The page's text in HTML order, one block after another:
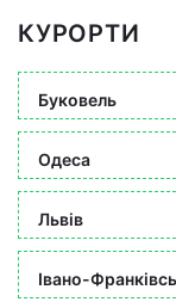
КУРОРТИ
Буковель
Одеса
Львів
Івано-